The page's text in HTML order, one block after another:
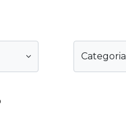
Categoria